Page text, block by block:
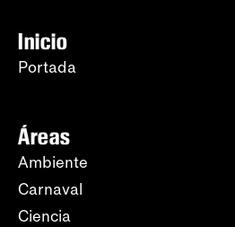
Inicio
Portada
Áreas
Ambiente
Carnaval
Ciencia